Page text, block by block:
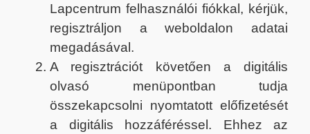
Lapcentrum felhasználói fiókkal, kérjük,
regisztráljon a weboldalon adatai
megadásával.
A regisztrációt követően a digitális
olvasó menüpontban tudja
összekapcsolni nyomtatott előfizetését
a digitális hozzáféréssel. Ehhez az